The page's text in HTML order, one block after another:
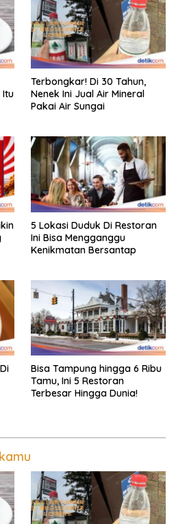
Itu
Terbongkar! Di 30 Tahun,
Nenek Ini Jual Air Mineral
Pakai Air Sungai
5 Lokasi Duduk Di Restoran
Ini Bisa Mengganggu
Kenikmatan Bersantap
Bisa Tampung hingga 6 Ribu
Tamu, Ini 5 Restoran
Terbesar Hingga Dunia!